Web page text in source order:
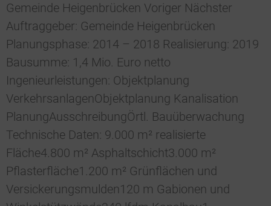
Gemeinde Heigenbrücken Voriger Nächster
Auftraggeber: Gemeinde Heigenbrücken
Planungsphase: 2014 – 2018 Realisierung: 2019
Bausumme: 1,4 Mio. Euro netto
Ingenieurleistungen: Objektplanung
VerkehrsanlagenObjektplanung Kanalisation
PlanungAusschreibungÖrtl. Bauüberwachung
Technische Daten: 9.000 m² realisierte
Fläche4.800 m² Asphaltschicht3.000 m²
Pflasterfläche1.200 m² Grünflächen und
Versickerungsmulden120 m Gabionen und